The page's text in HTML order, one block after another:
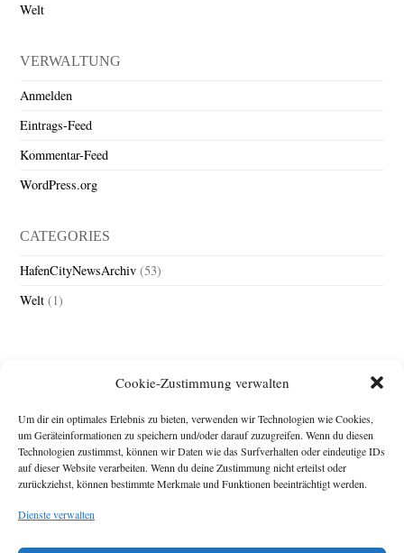
Cookie-Zustimmung verwalten
Um dir ein optimales Erlebnis zu bieten, verwenden wir Technologien wie Cookies,
um Geräteinformationen zu speichern und/oder darauf zuzugreifen. Wenn du diesen
Technologien zustimmst, können wir Daten wie das Surfverhalten oder eindeutige IDs
auf dieser Website verarbeiten. Wenn du deine Zustimmung nicht erteilst oder
zurückziehst, können bestimmte Merkmale und Funktionen beeinträchtigt werden.
Dienste verwalten
Welt
VERWALTUNG
Anmelden
Eintrags-Feed
Kommentar-Feed
WordPress.org
CATEGORIES
HafenCityNewsArchiv (53)
Welt (1)
Impressum
Michael Baden,